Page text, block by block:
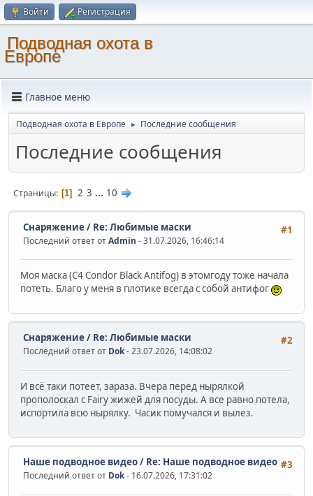
Войти Регистрация
Подводная охота в
Европе
Главное меню
Подводная охота в Европе ► Последние сообщения
Последние сообщения
Страницы 1 2 3 ... 10
#1
Снаряжение/ Re: Любимые маски
Последний ответ отAdmin - 31.07.2026, 16:46:14
Моя маска (C4 Condor Black Antifog) в этомгоду тоже начала
потеть. Благо у меня в плотике всегда с собой антифог
#2
Снаряжение/ Re: Любимые маски
Последний ответ от Dok- 23.07.2026, 14:08:02
И всё таки потеет, зараза. Вчера перед нырялкой
прополоскал с Fairy жижей для посуды. А все равно потела,
испортила всю нырялку. Часик помучался и вылез.
#3
Наше подводное видео/ Re: Наше подводное видео
Последний ответ от Dok- 16.07.2026, 17:31:02